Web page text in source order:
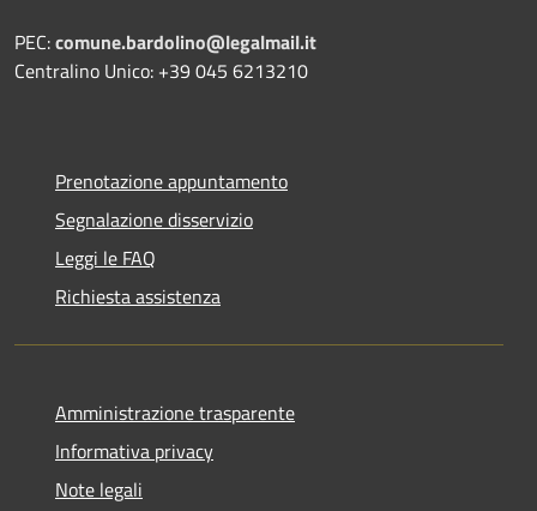
PEC:comune.bardolino@legalmail.it
Centralino Unico: +39 045 6213210
Prenotazione appuntamento
Segnalazione disservizio
Leggi le FAQ
Richiesta assistenza
Amministrazione trasparente
Informativa privacy
Note legali